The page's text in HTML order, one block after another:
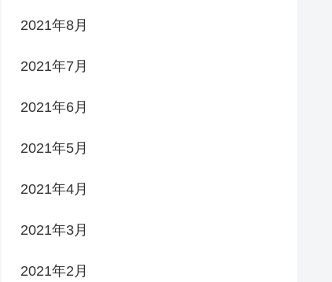
2021年8月
2021年7月
2021年6月
2021年5月
2021年4月
2021年3月
2021年2月